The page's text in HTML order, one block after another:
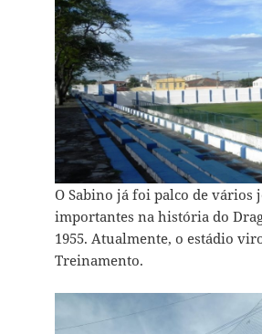
O Sabino já foi palco de vários
importantes na história do
1955. Atualmente, o estádio
Treinamento.